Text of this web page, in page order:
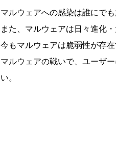
マルウェアへの感染は誰にで
また、マルウェアは日々進化
今もマルウェアは脆弱性が存
マルウェアの戦いで、ユーザ
い。